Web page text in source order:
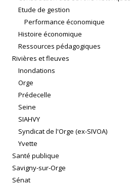
Etude de gestion
Performance économique
Histoire économique
Ressources pédagogiques
Rivières et fleuves
Inondations
Orge
Prédecelle
Seine
SIAHVY
Syndicat de l'Orge (ex-SIVOA)
Yvette
Santé publique
Savigny-sur-Orge
Sénat